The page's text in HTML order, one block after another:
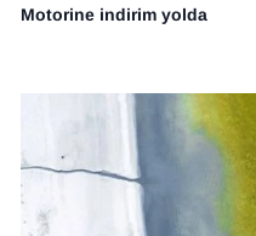
Motorine indirim yolda